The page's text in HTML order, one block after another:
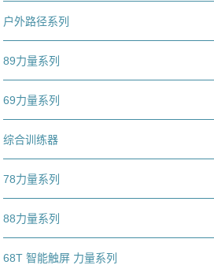
户外路径系列
89力量系列
69力量系列
综合训练器
78力量系列
88力量系列
68T 智能触屏 力量系列